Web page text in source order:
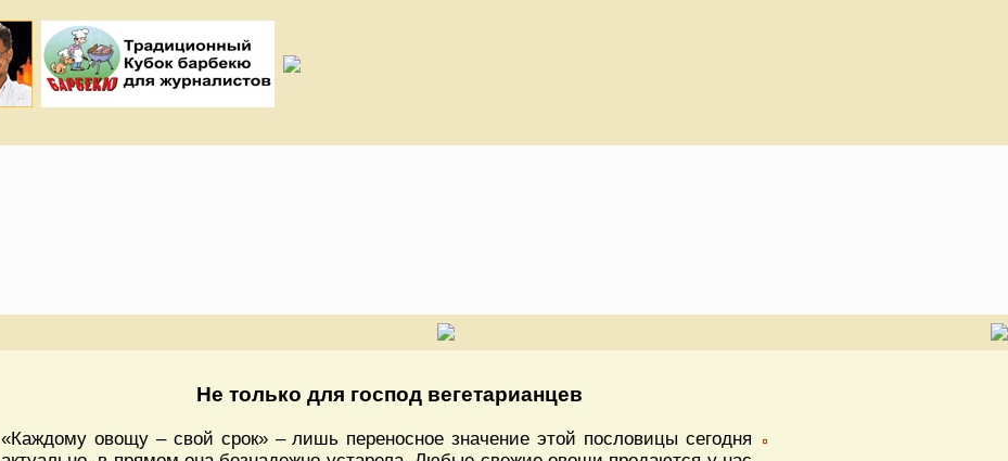
Не только для господ вегетарианцев
«Каждому овощу – свой срок» – лишь переносное значение этой пословицы сегодня